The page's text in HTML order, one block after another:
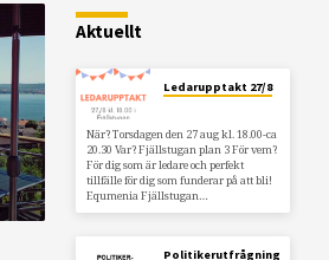
Aktuellt
Ledarupptakt 27/8
När? Torsdagen den 27 aug kl. 18.00-ca
20.30 Var? Fjällstugan plan 3 För vem?
För dig som är ledare och perfekt
tillfälle för dig som funderar på att bli!
Equmenia Fjällstugan…
Politikerutfrågning